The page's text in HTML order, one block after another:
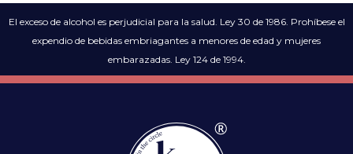
El exceso de alcohol es perjudicial para la salud. Ley 30 de 1986. Prohíbese el
expendio de bebidas embriagantes a menores de edad y mujeres
embarazadas. Ley 124 de 1994.